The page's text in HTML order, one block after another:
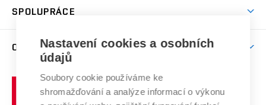
Brno
Celoživotní vzdělávání
E-přihláška
Harmonogram akademického roku
Závěrečné práce
Doktorské studium
Zpracování osobních údajů studentů
Sociální bezpečí
Studium bez bariér
Podpora podnikání
Mezinárodní vědecká rada
Systém zajišťování kvality výzkumu
Výzkumné infrastruktury
SPOLUPRÁCE
Firemní spolupráce
Zahraniční spolupráce
Spolupráce se školami
Služby univerzity
O UNIVERZITĚ
Profil univerzity
Udržitelná univerzita
učení
Nastavení cookies a osobních
údajů
Soubory cookie používáme ke
shromažďování a analýze informací o výkonu